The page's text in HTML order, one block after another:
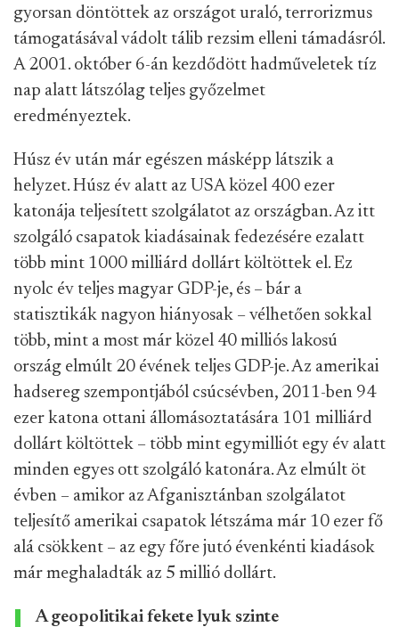
gyorsan döntöttek az országot uraló, terrorizmus
támogatásával vádolt tálib rezsim elleni támadásról.
A 2001. október 6-án kezdődött hadműveletek tíz
nap alatt látszólag teljes győzelmet
eredményeztek.
Húsz év után már egészen másképp látszik a
helyzet. Húsz év alatt az USA közel 400 ezer
katonája teljesített szolgálatot az országban. Az itt
szolgáló csapatok kiadásainak fedezésére ezalatt
több mint 1000 milliárd dollárt költöttek el. Ez
nyolc év teljes magyar GDP-je, és – bár a
statisztikák nagyon hiányosak – vélhetően sokkal
több, mint a most már közel 40 milliós lakosú
ország elmúlt 20 évének teljes GDP-je. Az amerikai
hadsereg szempontjából csúcsévben, 2011-ben 94
ezer katona ottani állomásoztatására 101 milliárd
dollárt költöttek – több mint egymilliót egy év alatt
minden egyes ott szolgáló katonára. Az elmúlt öt
évben – amikor az Afganisztánban szolgálatot
teljesítő amerikai csapatok létszáma már 10 ezer fő
alá csökkent – az egy főre jutó évenkénti kiadások
már meghaladták az 5 millió dollárt.
A geopolitikai fekete lyuk szinte